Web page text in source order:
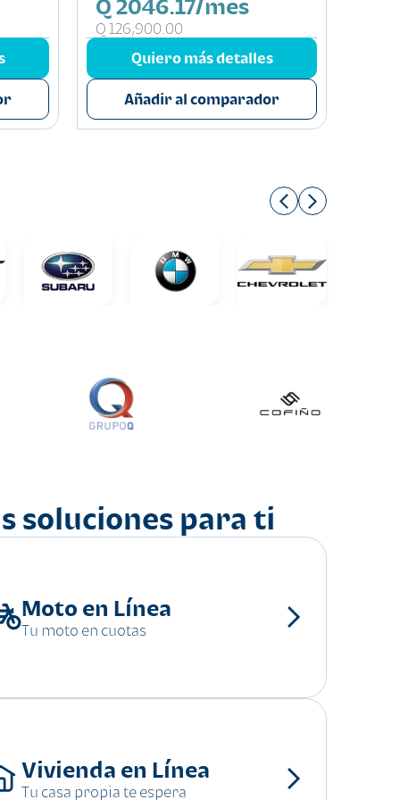
Q 2046.17/mes
Q 126,900.00
Quiero más detalles
Añadir al comparador
soluciones para ti
Moto en Línea
Tu moto en cuotas
Vivienda en Línea
Tu casa propia te espera